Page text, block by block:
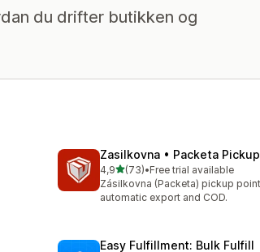
du drifter butikken og
Zasilkovna • Packeta Pickup
4,9av 5 stjerner
(73)
Totalt 73 omtaler
•Free trial available
Zásilkovna (Packeta) pickup
automatic export and COD.
Easy Fulfillment: Bulk Fulfill